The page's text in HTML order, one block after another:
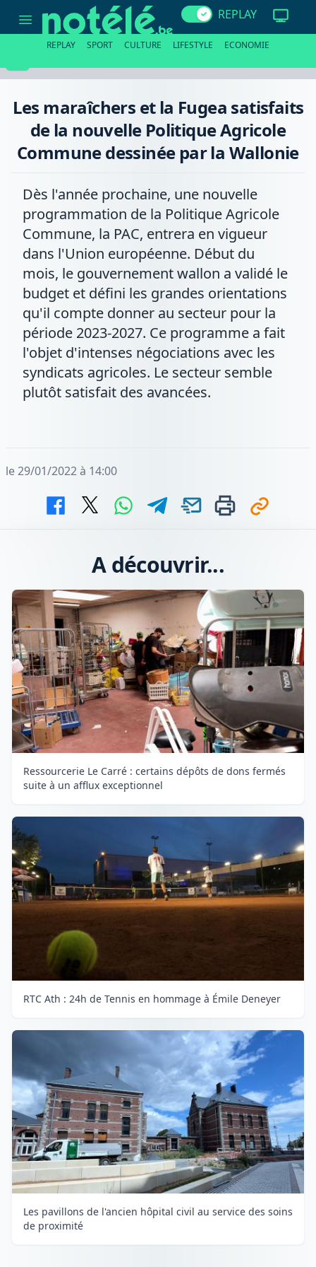
maraîchers
de
Politique
Commune
REPLAY
REPLAY SPORT CULTURE LIFESTYLE ECONOMIE
Les maraîchers et la Fugea satisfaits
de la nouvelle Politique Agricole
Commune dessinée par la Wallonie
Dès l'année prochaine, une nouvelle
programmation de la Politique Agricole
Commune, la PAC, entrera en vigueur
dans l'Union européenne. Début du
mois, le gouvernement wallon a validé le
budget et défini les grandes orientations
qu'il compte donner au secteur pour la
période 2023-2027. Ce programme a fait
l'objet d'intenses négociations avec les
syndicats agricoles. Le secteur semble
plutôt satisfait des avancées.
le 29/01/2022 à 14:00
A découvrir...
Ressourcerie Le Carré : certains dépôts de dons fermés
suite à un afflux exceptionnel
RTC Ath : 24h de Tennis en hommage à Émile Deneyer
Les pavillons de l'ancien hôpital civil au service des soins
de proximité